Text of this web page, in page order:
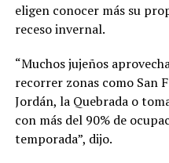
eligen conocer más su
receso invernal.
“Muchos jujeños
recorrer zonas como San
Jordán, la Quebrada o
con más del 90% de
temporada”, dijo.